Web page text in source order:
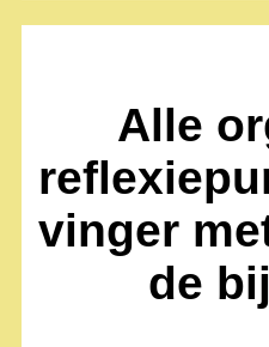
Alle
vinger
de